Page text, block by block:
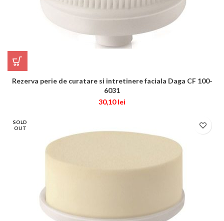
Rezerva perie de curatare si intretinere faciala Daga CF 100-
6031
30,10lei
SOLD
OUT